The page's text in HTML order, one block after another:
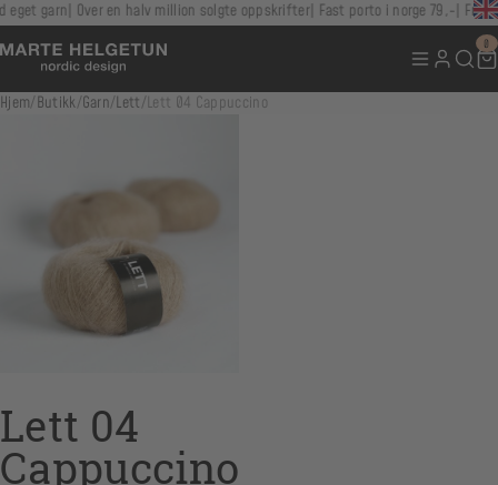
eget garn Over en halv million solgte oppskrifter Fast porto i norge 79,- Fri
0
Hjem/Butikk/Garn/Lett/Lett 04 Cappuccino
Lett 04
Cappuccino